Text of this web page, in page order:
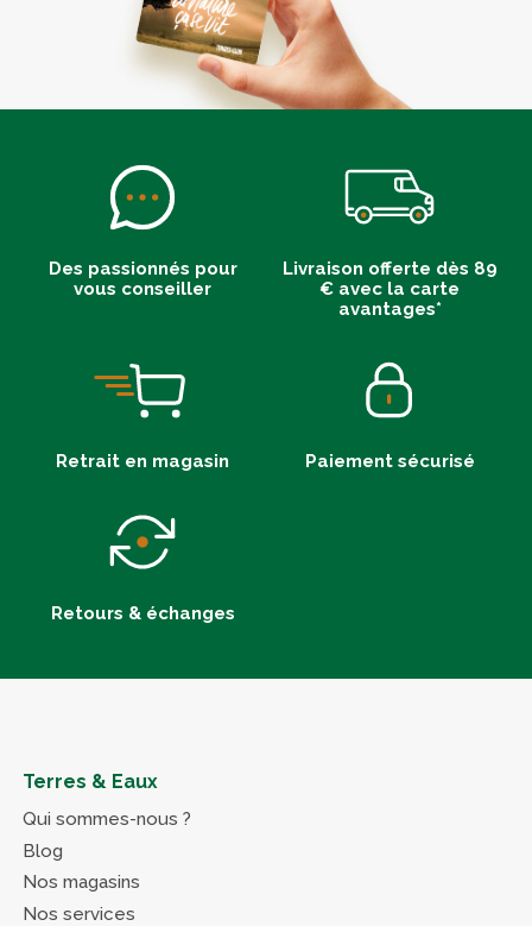
Des passionnés pour
vous conseiller
Livraison offerte dès 89
€ avec la carte
avantages*
Retrait en magasin Paiement sécurisé
Retours & échanges
Terres & Eaux
Qui sommes-nous ?
Blog
Nos magasins
Nos services